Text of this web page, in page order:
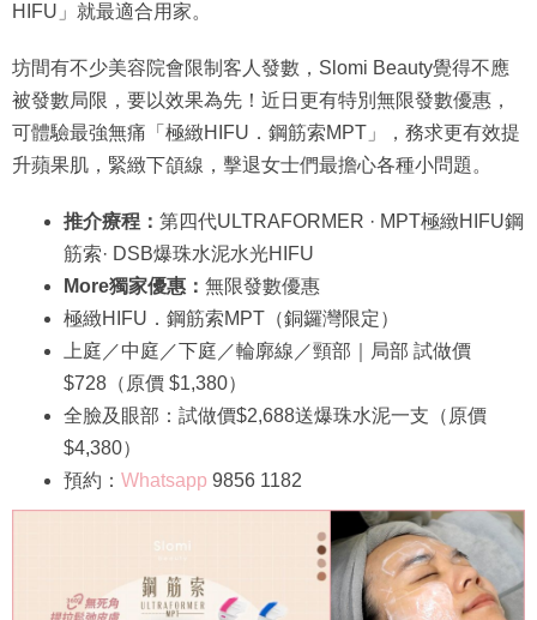
HIFU」就最適合用家。
坊間有不少美容院會限制客人發數，Slomi Beauty覺得不應
被發數局限，要以效果為先！近日更有特別無限發數優惠，
可體驗最強無痛「極緻HIFU．鋼筋索MPT」，務求更有效提
升蘋果肌，緊緻下頜線，擊退女士們最擔心各種小問題。
推介療程： 第四代ULTRAFORMER · MPT極緻HIFU鋼
筋索· DSB爆珠水泥水光HIFU
More獨家優惠： 無限發數優惠
極緻HIFU．鋼筋索MPT（銅鑼灣限定）
上庭／中庭／下庭／輪廓線／頸部｜局部 試做價
$728（原價 $1,380）
全臉及眼部：試做價$2,688送爆珠水泥一支（原價
$4,380）
預約： Whatsapp 9856 1182